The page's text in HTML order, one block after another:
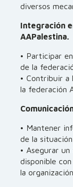
diversos
Integración
AAPalestina.
• Participar
de la
• Contribuir a
la federación
• Mantener
de la
• Asegurar
disponible
la organización